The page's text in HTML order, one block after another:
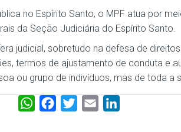
no Espírito Santo, o MPF atua por
da Seção Judiciária do Espírito Santo.
judicial, sobretudo na defesa de
termos de ajustamento de conduta e
ou grupo de indivíduos, mas de toda a
W